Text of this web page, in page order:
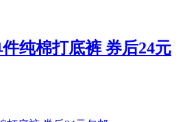
纯棉打底裤 券后24元